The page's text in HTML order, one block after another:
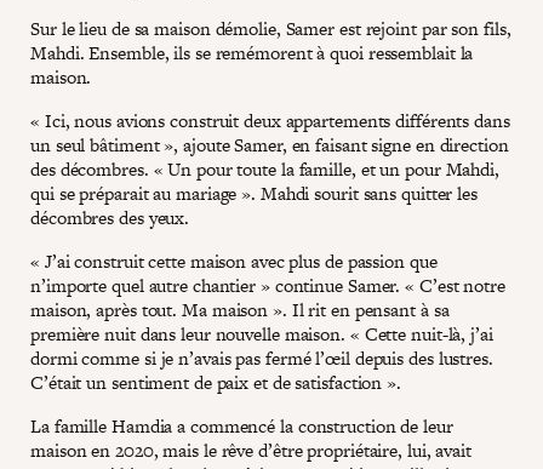
Sur le lieu de sa maison démolie, Samer est rejoint par son fils,
Mahdi. Ensemble, ils se remémorent à quoi ressemblait la
maison.
« Ici, nous avions construit deux appartements différents dans
un seul bâtiment », ajoute Samer, en faisant signe en direction
des décombres. « Un pour toute la famille, et un pour Mahdi,
qui se préparait au mariage ». Mahdi sourit sans quitter les
décombres des yeux.
« J’ai construit cette maison avec plus de passion que
n’importe quel autre chantier » continue Samer. « C’est notre
maison, après tout. Ma maison ». Il rit en pensant à sa
première nuit dans leur nouvelle maison. « Cette nuit-là, j’ai
dormi comme si je n’avais pas fermé l’œil depuis des lustres.
C’était un sentiment de paix et de satisfaction ».
La famille Hamdia a commencé la construction de leur
maison en 2020, mais le rêve d’être propriétaire, lui, avait